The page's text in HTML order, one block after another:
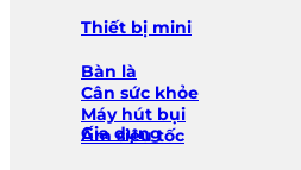
Thiết bị mini
Bàn là
Cân sức khỏe
Máy hút bụi
Ấm siêu tốc
Gia dụng